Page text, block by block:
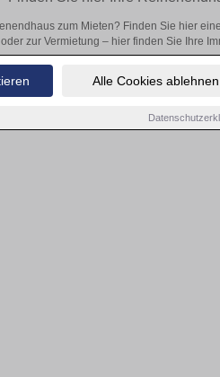
Alle Cookies ablehnen
zum Mieten? Finden Sie hier
oder zur Vermietung – hier finden Sie Ihre
Objekte finden. Schauen Sie bald